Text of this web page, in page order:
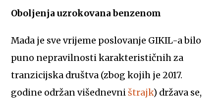
Oboljenja uzrokovana benzenom
Mada je sve vrijeme poslovanje GIKIL-a bilo
puno nepravilnosti karakterističnih za
tranzicijska društva (zbog kojih je 2017.
godine održan višednevništrajk) država se,